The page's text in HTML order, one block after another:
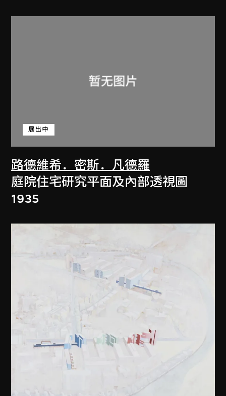
路德維希．密斯．凡德羅
展出中
庭院住宅研究平面及內部透視圖
1935